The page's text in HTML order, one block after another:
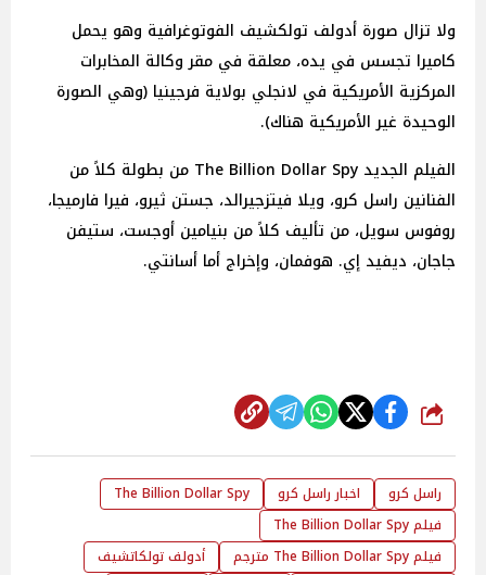
ولا تزال صورة أدولف تولكشيف الفوتوغرافية وهو يحمل
كاميرا تجسس في يده، معلقة في مقر وكالة المخابرات
المركزية الأمريكية في لانجلي بولاية فرجينيا (وهي الصورة
الوحيدة غير الأمريكية هناك).
الفيلم الجديد The Billion Dollar Spy من بطولة كلاً من
الفنانين راسل كرو، ويلا فيتزجيرالد، جستن ثيرو، فيرا فارميجا،
روفوس سويل، من تأليف كلاً من بنيامين أوجست، ستيفن
جاجان، ديفيد إي. هوفمان، وإخراج أما أسانتي.
شارك
راسل كرو اخبار راسل كرو
The Billion Dollar Spy
فيلم The Billion Dollar Spy
فيلم The Billion Dollar Spy مترجم
أدولف تولكاتشيف